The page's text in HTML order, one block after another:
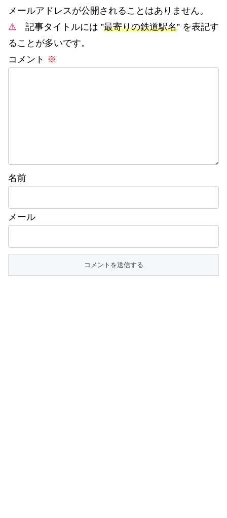
メールアドレスが公開されることはありません。
⚠ 記事タイトルには ”最寄りの鉄道駅名” を表記す
ることが多いです。
コメント ※
名前
メール